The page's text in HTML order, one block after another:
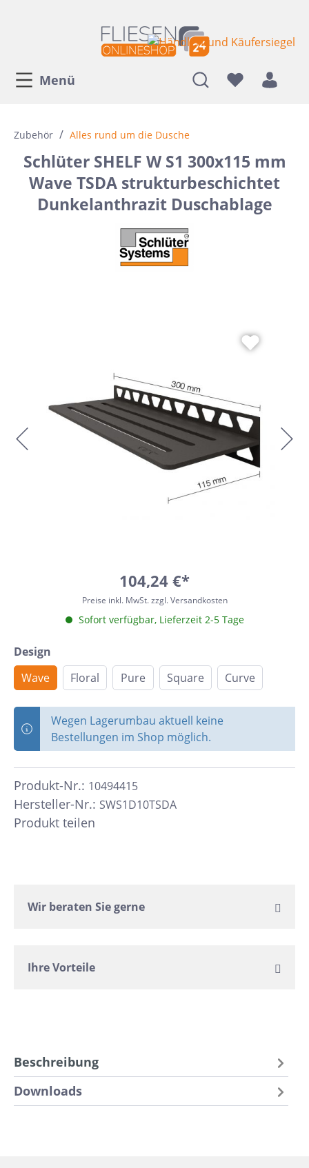
Menü
Zubehör / Alles rund um die Dusche
Schlüter SHELF W S1 300x115 mm
Wave TSDA strukturbeschichtet
Dunkelanthrazit Duschablage
104,24 €*
Preise inkl. MwSt. zzgl. Versandkosten
Sofort verfügbar, Lieferzeit 2-5 Tage
Design
Wave
Floral Pure Square Curve
Wegen Lagerumbau aktuell keine
Bestellungen im Shop möglich.
Hersteller-Nr.: SWS1D10TSDA
Produkt-Nr.: 10494415
Produkt teilen
Wir beraten Sie gerne
Ihre Vorteile
Beschreibung
Downloads